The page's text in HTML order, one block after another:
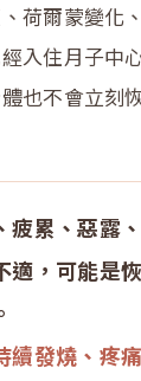
荷爾蒙變化
入住月子中
也不會立刻
疲累、惡露
適，可能是
續發燒、疼